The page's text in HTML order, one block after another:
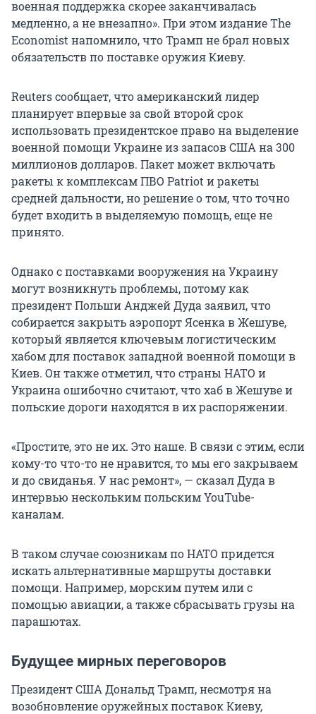
военная поддержка скорее заканчивалась
медленно, а не внезапно». При этом издание The
Economist напомнило, что Трамп не брал новых
обязательств по поставке оружия Киеву.
Reuters сообщает, что американский лидер
планирует впервые за свой второй срок
использовать президентское право на выделение
военной помощи Украине из запасов США на 300
миллионов долларов. Пакет может включать
ракеты к комплексам ПВО Patriot и ракеты
средней дальности, но решение о том, что точно
будет входить в выделяемую помощь, еще не
принято.
Однако с поставками вооружения на Украину
могут возникнуть проблемы, потому как
президент Польши Анджей Дуда заявил, что
собирается закрыть аэропорт Ясенка в Жешуве,
который является ключевым логистическим
хабом для поставок западной военной помощи в
Киев. Он также отметил, что страны НАТО и
Украина ошибочно считают, что хаб в Жешуве и
польские дороги находятся в их распоряжении.
«Простите, это не их. Это наше. В связи с этим, если
кому-то что-то не нравится, то мы его закрываем
и до свиданья. У нас ремонт», — сказал Дуда в
интервью нескольким польским YouTube-
каналам.
В таком случае союзникам по НАТО придется
искать альтернативные маршруты доставки
помощи. Например, морским путем или с
помощью авиации, а также сбрасывать грузы на
парашютах.
Будущее мирных переговоров
Президент США Дональд Трамп, несмотря на
возобновление оружейных поставок Киеву,